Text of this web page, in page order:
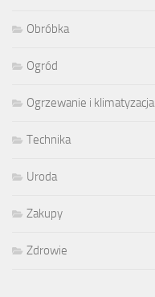
Obróbka
Ogród
Ogrzewanie i klimatyzacja
Technika
Uroda
Zakupy
Zdrowie